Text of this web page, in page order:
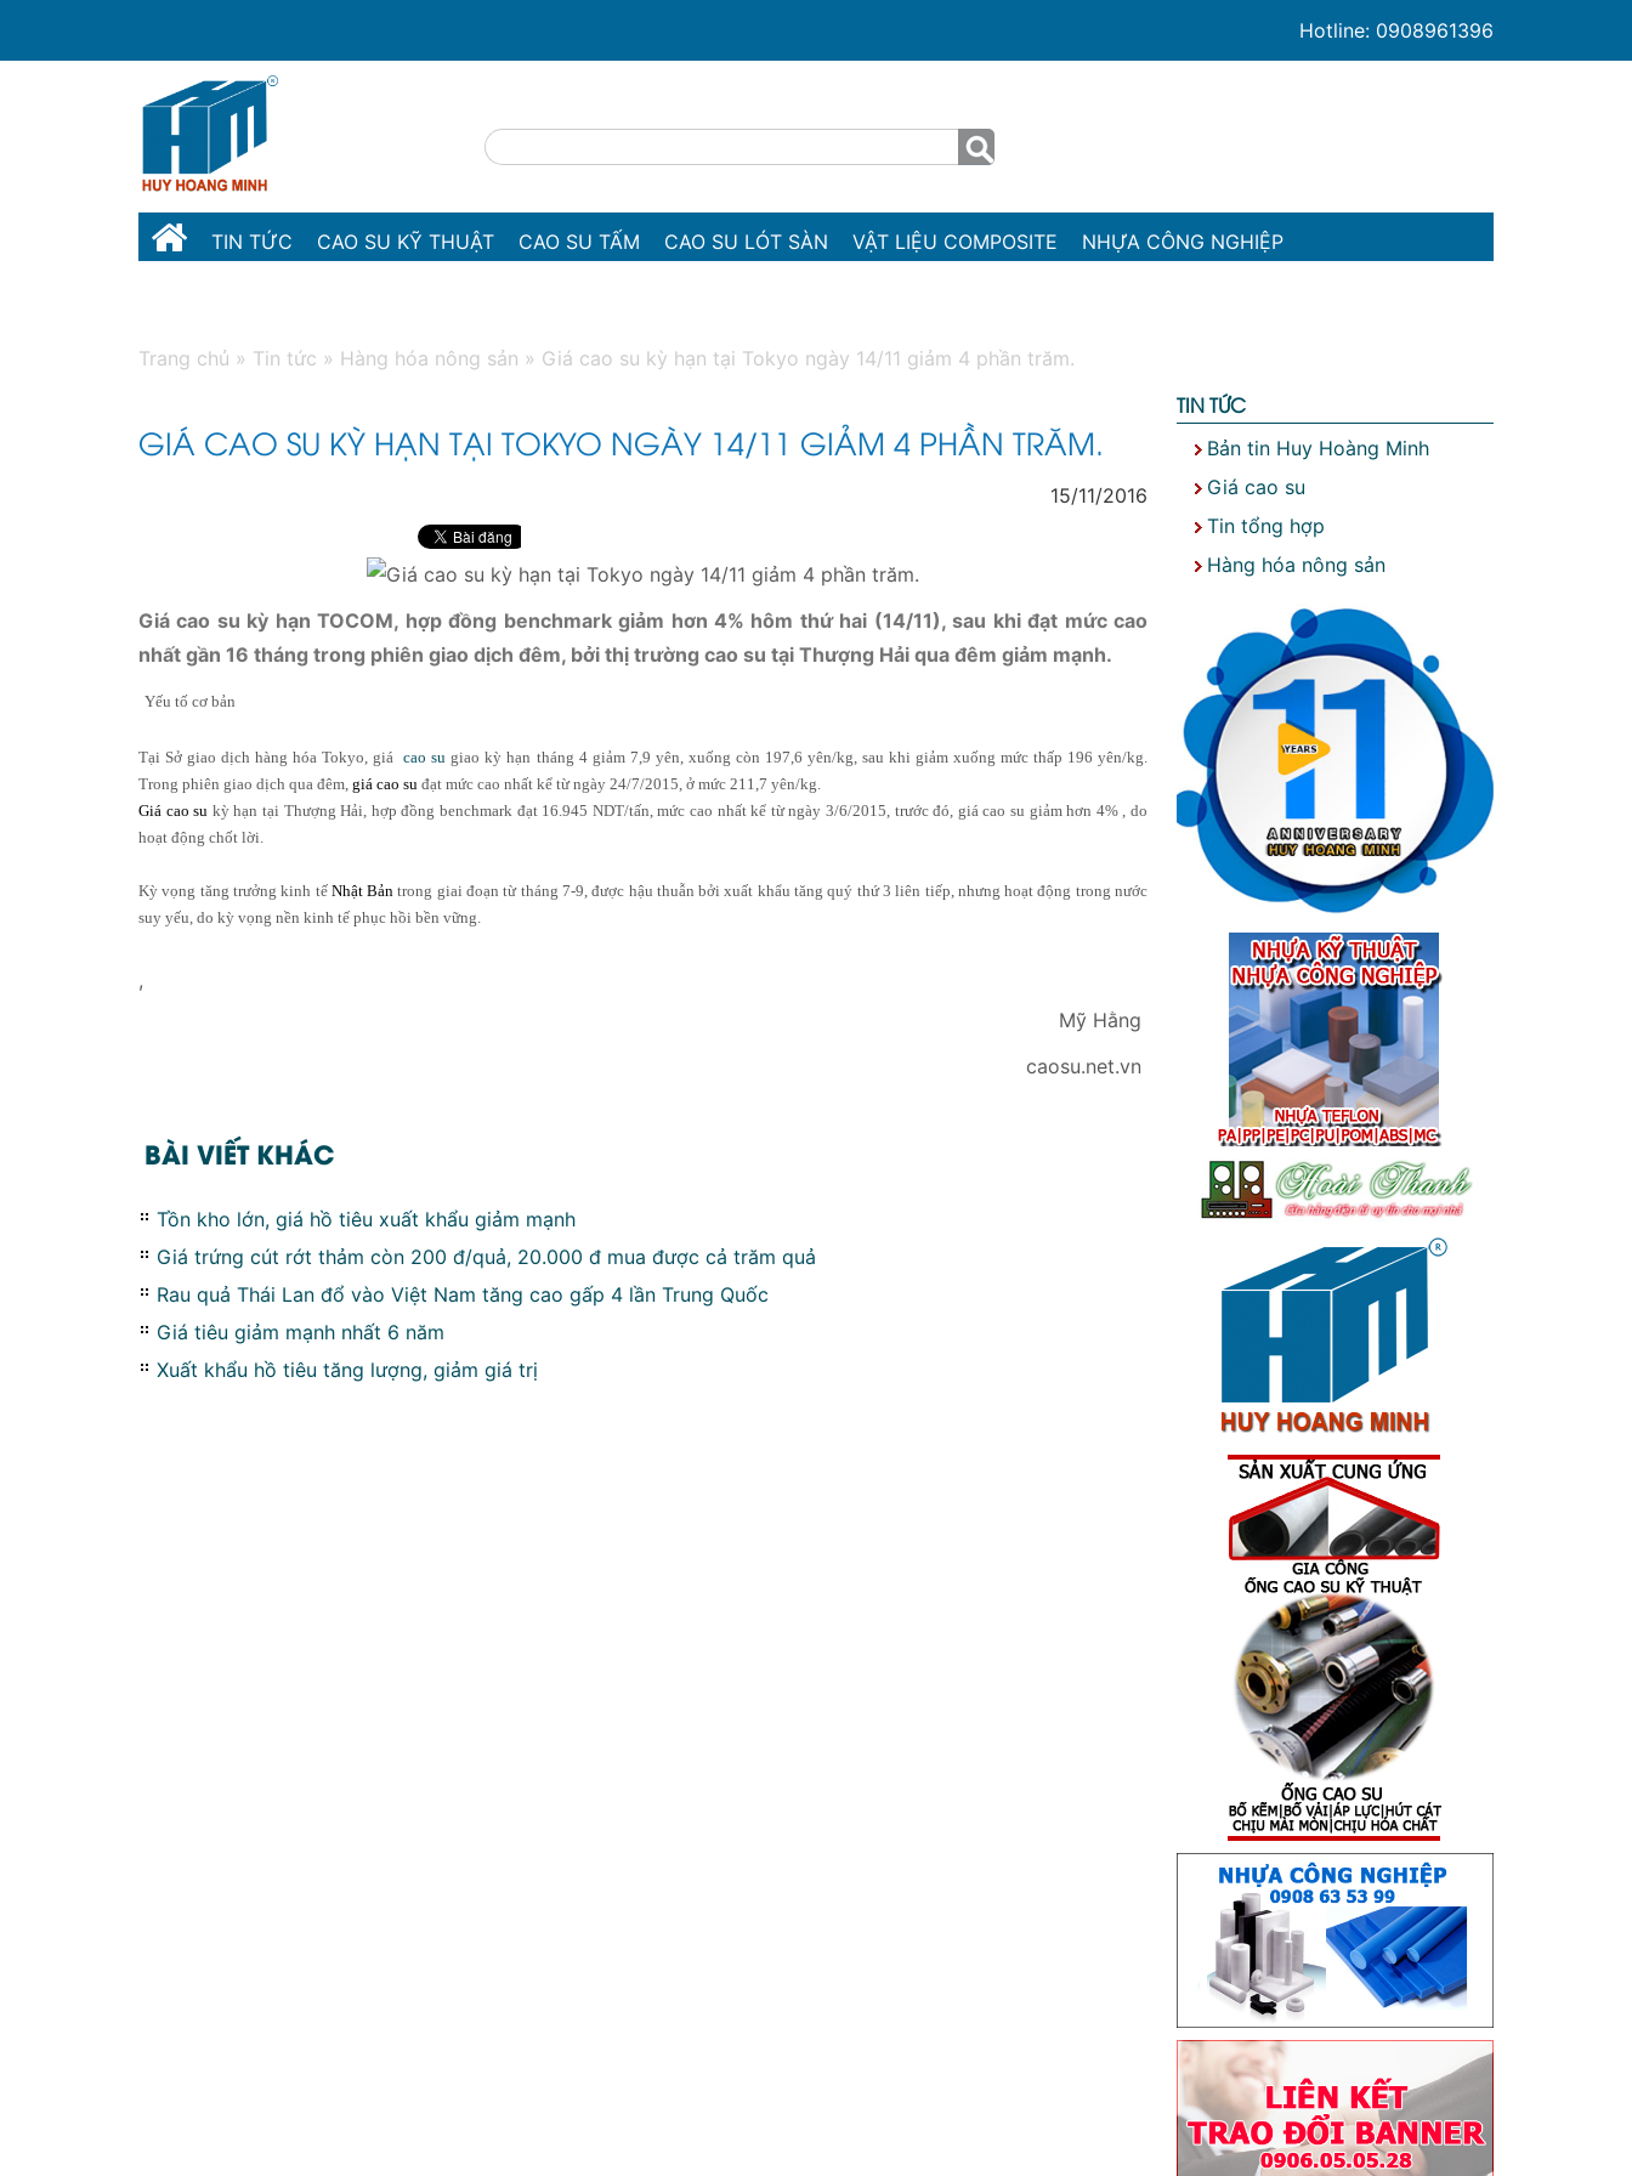
Hotline: 0908961396
TIN TỨC CAO SU KỸ THUẬT CAO SU TẤM CAO SU LÓT SÀN VẬT LIỆU COMPOSITE NHỰA CÔNG NGHIỆP
Trang chủ » Tin tức » Hàng hóa nông sản » Giá cao su kỳ hạn tại Tokyo ngày 14/11 giảm 4 phần trăm.
GIÁ CAO SU KỲ HẠN TẠI TOKYO NGÀY 14/11 GIẢM 4 PHẦN TRĂM.
15/11/2016
Giá cao su kỳ hạn TOCOM, hợp đồng benchmark giảm hơn 4% hôm thứ hai (14/11), sau khi đạt mức cao
nhất gần 16 tháng trong phiên giao dịch đêm, bởi thị trường cao su tại Thượng Hải qua đêm giảm mạnh.
Yếu tố cơ bản
Tại Sở giao dịch hàng hóa Tokyo, giá cao su giao kỳ hạn tháng 4 giảm 7,9 yên, xuống còn 197,6 yên/kg, sau khi giảm xuống mức thấp 196 yên/kg.
Trong phiên giao dịch qua đêm, giá cao su đạt mức cao nhất kể từ ngày 24/7/2015, ở mức 211,7 yên/kg.
Giá cao su kỳ hạn tại Thượng Hải, hợp đồng benchmark đạt 16.945 NDT/tấn, mức cao nhất kể từ ngày 3/6/2015, trước đó, giá cao su giảm hơn 4% , do
hoạt động chốt lời.
Kỳ vọng tăng trưởng kinh tế Nhật Bản trong giai đoạn từ tháng 7-9, được hậu thuẫn bởi xuất khẩu tăng quý thứ 3 liên tiếp, nhưng hoạt động trong nước
suy yếu, do kỳ vọng nền kinh tế phục hồi bền vững.
,
Mỹ Hằng
caosu.net.vn
BÀI VIẾT KHÁC
Tồn kho lớn, giá hồ tiêu xuất khẩu giảm mạnh
Giá trứng cút rớt thảm còn 200 đ/quả, 20.000 đ mua được cả trăm quả
Rau quả Thái Lan đổ vào Việt Nam tăng cao gấp 4 lần Trung Quốc
Giá tiêu giảm mạnh nhất 6 năm
Xuất khẩu hồ tiêu tăng lượng, giảm giá trị
TIN TỨC
Bản tin Huy Hoàng Minh
Giá cao su
Tin tổng hợp
Hàng hóa nông sản